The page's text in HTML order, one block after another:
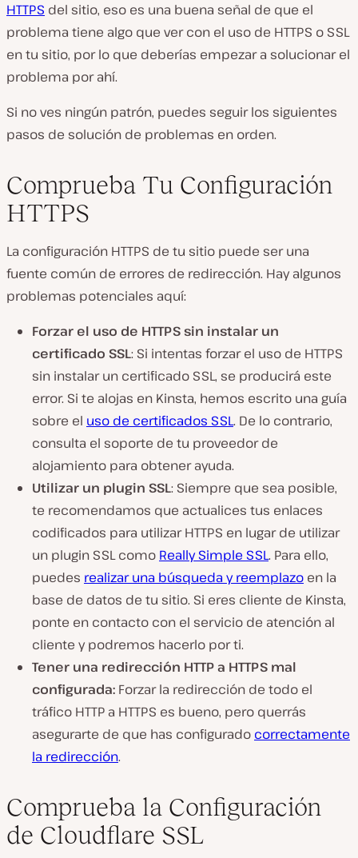
HTTPS del sitio, eso es una buena señal de que el
problema tiene algo que ver con el uso de HTTPS o SSL
en tu sitio, por lo que deberías empezar a solucionar el
problema por ahí.
Si no ves ningún patrón, puedes seguir los siguientes
pasos de solución de problemas en orden.
Comprueba Tu Configuración
HTTPS
La configuración HTTPS de tu sitio puede ser una
fuente común de errores de redirección. Hay algunos
problemas potenciales aquí:
Forzar el uso de HTTPS sin instalar un
certificado SSL: Si intentas forzar el uso de HTTPS
sin instalar un certificado SSL, se producirá este
error. Si te alojas en Kinsta, hemos escrito una guía
sobre el uso de certificados SSL. De lo contrario,
consulta el soporte de tu proveedor de
alojamiento para obtener ayuda.
Utilizar un plugin SSL: Siempre que sea posible,
te recomendamos que actualices tus enlaces
codificados para utilizar HTTPS en lugar de utilizar
un plugin SSL como Really Simple SSL. Para ello,
puedes realizar una búsqueda y reemplazo en la
base de datos de tu sitio. Si eres cliente de Kinsta,
ponte en contacto con el servicio de atención al
cliente y podremos hacerlo por ti.
Tener una redirección HTTP a HTTPS mal
configurada: Forzar la redirección de todo el
tráfico HTTP a HTTPS es bueno, pero querrás
asegurarte de que has configurado correctamente
la redirección.
Comprueba la Configuración
de Cloudflare SSL